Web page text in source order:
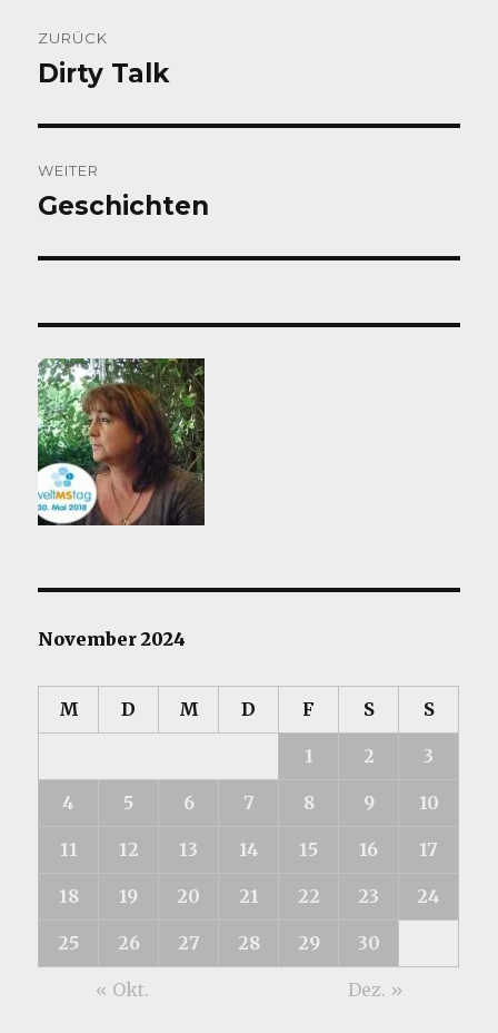
ZURÜCK
Vorheriger
Dirty Talk
WEITER
Nächster
Geschichten
November 2024
M D M D F S S
1 2 3
4 5 6 7 8 9 10
11 12 13 14 15 16 17
18 19 20 21 22 23 24
25 26 27 28 29 30
« Okt. Dez. »